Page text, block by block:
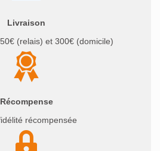
Livraison
(relais) et 300€ (domicile)
Récompense
récompensée